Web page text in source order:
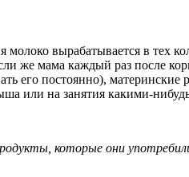
молоко вырабатывается в
же мама каждый раз после
его постоянно),
или на занятия какими-
которые они